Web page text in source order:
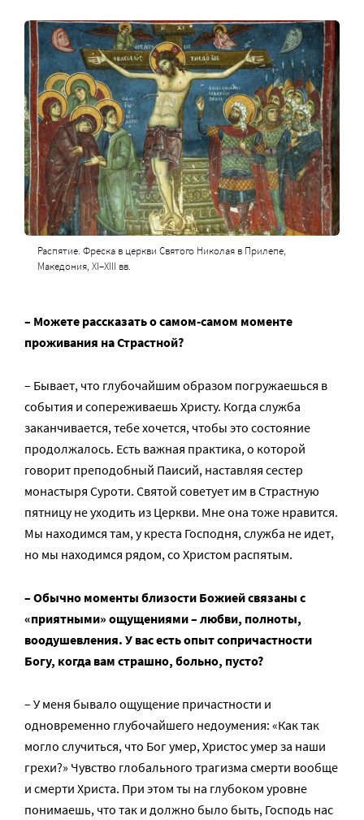
Распятие. Фреска в церкви Святого Николая в Прилепе,
Македония, XI–XIII вв.
– Можете рассказать о самом-самом моменте
проживания на Страстной?
– Бывает, что глубочайшим образом погружаешься в
события и сопереживаешь Христу. Когда служба
заканчивается, тебе хочется, чтобы это состояние
продолжалось. Есть важная практика, о которой
говорит преподобный Паисий, наставляя сестер
монастыря Суроти. Святой советует им в Страстную
пятницу не уходить из Церкви. Мне она тоже нравится.
Мы находимся там, у креста Господня, служба не идет,
но мы находимся рядом, со Христом распятым.
– Обычно моменты близости Божией связаны с
«приятными» ощущениями – любви, полноты,
воодушевления. У вас есть опыт сопричастности
Богу, когда вам страшно, больно, пусто?
– У меня бывало ощущение причастности и
одновременно глубочайшего недоумения: «Как так
могло случиться, что Бог умер, Христос умер за наши
грехи?» Чувство глобального трагизма смерти вообще
и смерти Христа. При этом ты на глубоком уровне
понимаешь, что так и должно было быть, Господь нас